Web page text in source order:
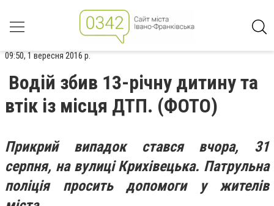
09:50, 1 вересня 2016 р.
Водій збив 13-річну дитину та
втік із місця ДТП. (ФОТО)
Прикрий випадок стався вчора, 31
серпня, на вулиці Крихівецька. Патрульна
поліція просить допомоги у жителів